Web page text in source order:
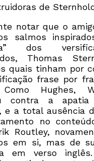
de
notar que o
salmos
dos
Thomas
quais tinham por
frase por
Como Hughes,
contra a
e a total ausência
no
Routley,
em si, mas de
em verso